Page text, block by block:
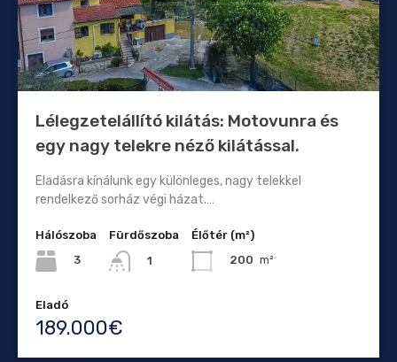
Lélegzetelállító kilátás: Motovunra és
egy nagy telekre néző kilátással.
Eladásra kínálunk egy különleges, nagy telekkel
rendelkező sorház végi házat.…
Hálószoba
3
Fürdőszoba
1
Élőtér (m²)
200 m²
Eladó
189.000€